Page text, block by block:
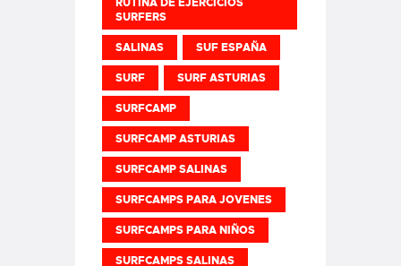
SURFERS
SALINAS SUF ESPAÑA
SURF SURF ASTURIAS
SURFCAMP
SURFCAMP ASTURIAS
SURFCAMP SALINAS
SURFCAMPS PARA JOVENES
SURFCAMPS PARA NIÑOS
SURFCAMPS SALINAS